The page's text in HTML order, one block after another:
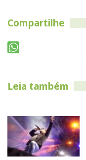
Compartilhe
Leia também